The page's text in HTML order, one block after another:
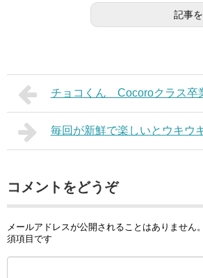
記事
チョコくん Cocoroクラス卒
毎回が新鮮で楽しいとウキウ
コメントをどうぞ
メールアドレスが公開されることはありません。
須項目です